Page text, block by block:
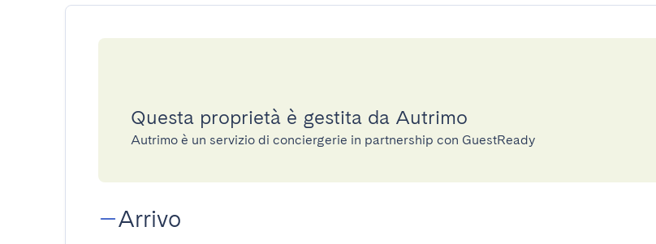
Questa proprietà è gestita da Autrimo
Autrimo è un servizio di conciergerie in partnership con GuestReady
Arrivo